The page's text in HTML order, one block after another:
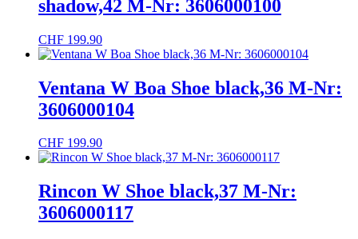
shadow,42 M-Nr: 3606000100
CHF 199.90
Ventana W Boa Shoe black,36 M-Nr:
3606000104
CHF 199.90
Rincon W Shoe black,37 M-Nr:
3606000117